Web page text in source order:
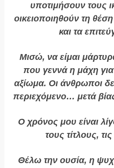
υποτιμήσουν τους
οικειοποιηθούν τη
και τα
Μισώ, να είμαι
που γεννά η μάχη
αξίωμα. Οι άνθρωποι
περιεχόμενο… μετά
Ο χρόνος μου είναι
τους τίτλους,
Θέλω την ουσία, η